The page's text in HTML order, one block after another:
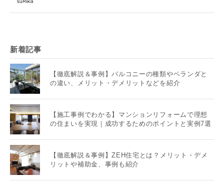
新着記事
【徹底解説＆事例】バルコニーの種類やベランダと
の違い、メリット・デメリットなどを紹介
【施工事例でわかる】マンションリフォームで理想
の住まいを実現｜成功するためのポイントと実例7選
【徹底解説＆事例】ZEH住宅とは？メリット・デメ
リットや補助金、事例も紹介